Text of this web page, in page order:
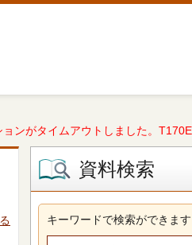
ンがタイムアウトしました。
資料検索
キーワードで検索ができます